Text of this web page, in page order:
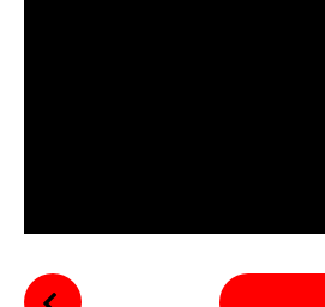
P